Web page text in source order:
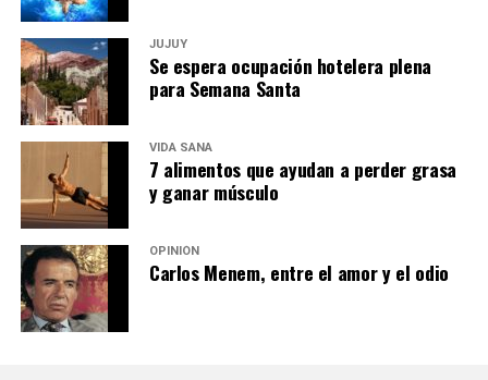
JUJUY
Se espera ocupación hotelera plena
para Semana Santa
VIDA SANA
7 alimentos que ayudan a perder grasa
y ganar músculo
OPINIÓN
Carlos Menem, entre el amor y el odio